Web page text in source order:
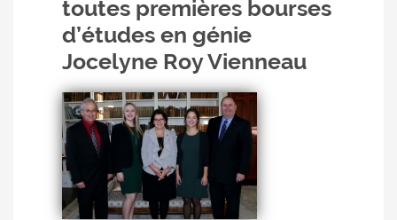
toutes premières bourses
d’études en génie
Jocelyne Roy Vienneau